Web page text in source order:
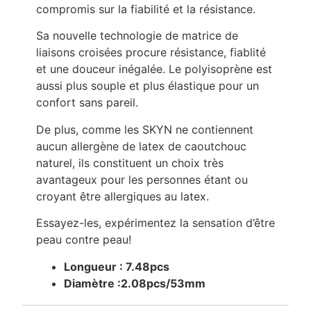
compromis sur la fiabilité et la résistance.
Sa nouvelle technologie de matrice de
liaisons croisées procure résistance, fiablité
et une douceur inégalée. Le polyisoprène est
aussi plus souple et plus élastique pour un
confort sans pareil.
De plus, comme les SKYN ne contiennent
aucun allergène de latex de caoutchouc
naturel, ils constituent un choix très
avantageux pour les personnes étant ou
croyant être allergiques au latex.
Essayez-les, expérimentez la sensation d’être
peau contre peau!
Longueur : 7.48pcs
Diamètre :2.08pcs/53mm